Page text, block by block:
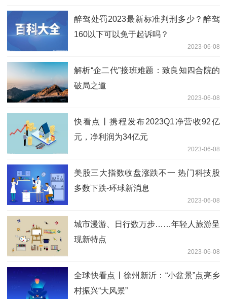
醉驾处罚2023最新标准判刑多少？醉驾
160以下可以免于起诉吗？
2023-06-08
解析“企二代”接班难题：致良知四合院的
破局之道
2023-06-08
快看点丨携程发布2023Q1净营收92亿
元，净利润为34亿元
2023-06-08
美股三大指数收盘涨跌不一 热门科技股
多数下跌-环球新消息
2023-06-08
城市漫游、日行数万步……年轻人旅游呈
现新特点
2023-06-08
全球快看点丨徐州新沂：“小盆景”点亮乡
村振兴“大风景”